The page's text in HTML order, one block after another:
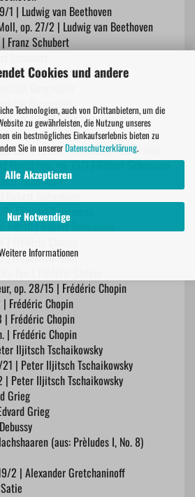
Cookies und andere
Technologien, auch von Drittanbietern, um die
zu gewährleisten, die Nutzung unseres
ein bestmögliches Einkaufserlebnis bieten zu
Sie in unsererDatenschutzerklärung.
Alle Akzeptieren
Nur Notwendige
Informationen
1 | Ludwig van Beethoven
op. 27/2 | Ludwig van Beethoven
Franz Schubert
Burgmüller
Burgmüller
Burgmüller
op. 19/6 | Felix Mendelssohn
30/3 | Felix Mendelssohn Bartholdy
Menschen, op. 15/1 | Robert Schumann
Schumann
| Robert Schumann
68/10 | Robert Schumann
| Frédéric Chopin
op. 28/15 | Frédéric Chopin
Frédéric Chopin
| Frédéric Chopin
| Frédéric Chopin
Iljitsch Tschaikowsky
| Peter Iljitsch Tschaikowsky
| Peter Iljitsch Tschaikowsky
Grieg
Grieg
(aus: Prèludes I, No. 8)
2 | Alexander Gretchaninoff